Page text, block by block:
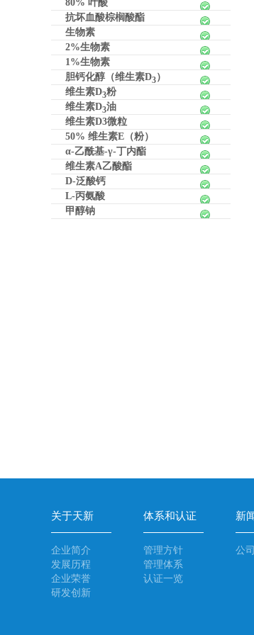
80% 叶酸
抗坏血酸棕榈酸酯
生物素
2%生物素
1%生物素
胆钙化醇（维生素D3）
维生素D3粉
维生素D3油
维生素D3微粒
50% 维生素E（粉）
α-乙酰基-γ-丁内酯
维生素A乙酸酯
D-泛酸钙
L-丙氨酸
甲醇钠
关于天新
企业简介
发展历程
企业荣誉
研发创新
体系和认证
管理方针
管理体系
认证一览
新
公